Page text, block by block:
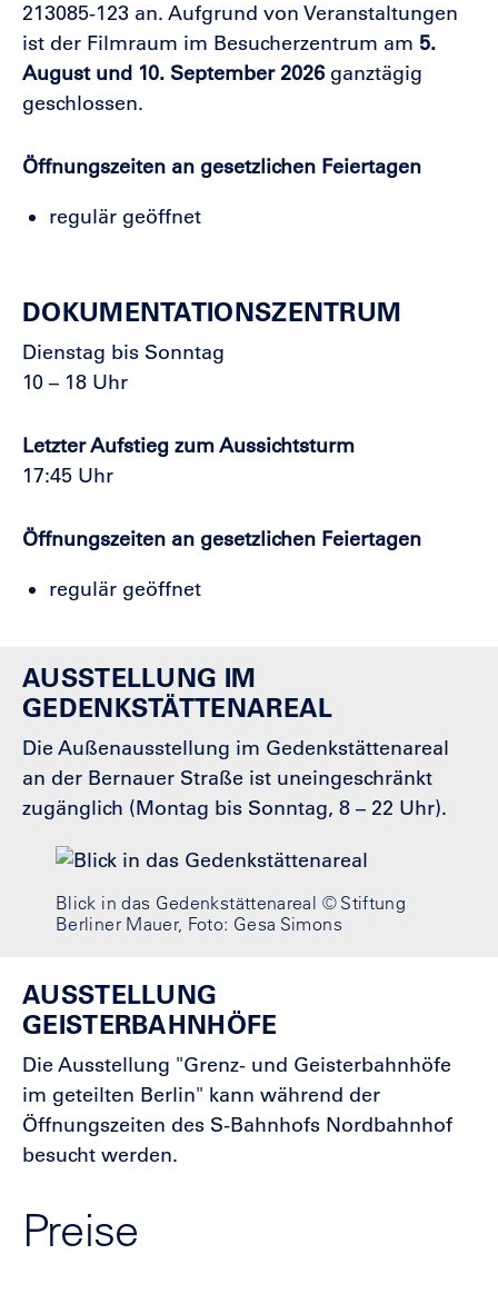
213085-123 an. Aufgrund von Veranstaltungen
ist der Filmraum im Besucherzentrum am 5.
August und 10. September 2026 ganztägig
geschlossen.
Öffnungszeiten an gesetzlichen Feiertagen
regulär geöffnet
DOKUMENTATIONSZENTRUM
Dienstag bis Sonntag
10 – 18 Uhr
Letzter Aufstieg zum Aussichtsturm
17:45 Uhr
Öffnungszeiten an gesetzlichen Feiertagen
regulär geöffnet
AUSSTELLUNG IM
GEDENKSTÄTTENAREAL
Die Außenausstellung im Gedenkstättenareal
an der Bernauer Straße ist uneingeschränkt
zugänglich (Montag bis Sonntag, 8 – 22 Uhr).
Blick in das Gedenkstättenareal © Stiftung
Berliner Mauer, Foto: Gesa Simons
AUSSTELLUNG
GEISTERBAHNHÖFE
Die Ausstellung "Grenz- und Geisterbahnhöfe
im geteilten Berlin" kann während der
Öffnungszeiten des S-Bahnhofs Nordbahnhof
besucht werden.
Preise